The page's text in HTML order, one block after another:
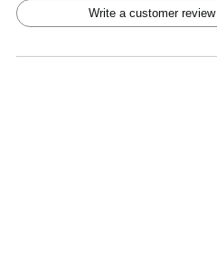
Write a customer review